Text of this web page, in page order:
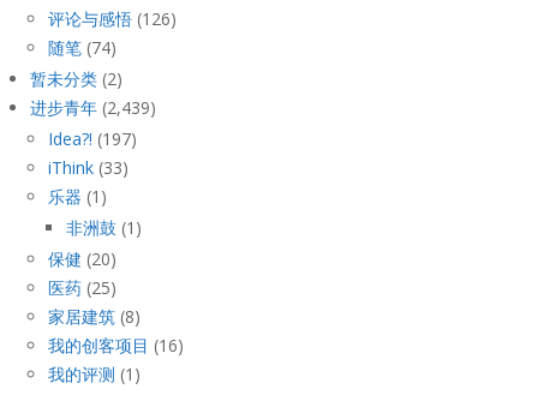
评论与感悟 (126)
随笔 (74)
暂未分类 (2)
进步青年 (2,439)
Idea?! (197)
iThink (33)
乐器 (1)
非洲鼓 (1)
保健 (20)
医药 (25)
家居建筑 (8)
我的创客项目 (16)
我的评测 (1)